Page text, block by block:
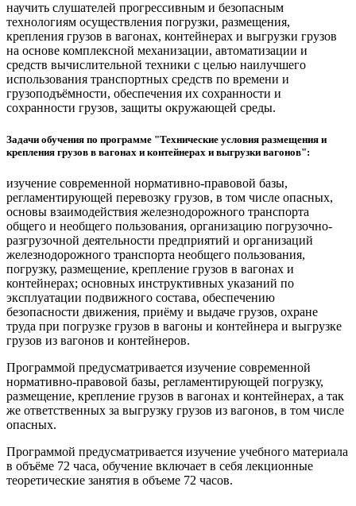
научить слушателей прогрессивным и безопасным
технологиям осуществления погрузки, размещения,
крепления грузов в вагонах, контейнерах и выгрузки грузов
на основе комплексной механизации, автоматизации и
средств вычислительной техники с целью наилучшего
использования транспортных средств по времени и
грузоподъёмности, обеспечения их сохранности и
сохранности грузов, защиты окружающей среды.
Задачи обучения по программе "Технические условия размещения и
крепления грузов в вагонах и контейнерах и выгрузки вагонов":
изучение современной нормативно-правовой базы,
регламентирующей перевозку грузов, в том числе опасных,
основы взаимодействия железнодорожного транспорта
общего и необщего пользования, организацию погрузочно-
разгрузочной деятельности предприятий и организаций
железнодорожного транспорта необщего пользования,
погрузку, размещение, крепление грузов в вагонах и
контейнерах; основных инструктивных указаний по
эксплуатации подвижного состава, обеспечению
безопасности движения, приёму и выдаче грузов, охране
труда при погрузке грузов в вагоны и контейнера и выгрузке
грузов из вагонов и контейнеров.
Программой предусматривается изучение современной
нормативно-правовой базы, регламентирующей погрузку,
размещение, крепление грузов в вагонах и контейнерах, а так
же ответственных за выгрузку грузов из вагонов, в том числе
опасных.
Программой предусматривается изучение учебного материала
в объёме 72 часа, обучение включает в себя лекционные
теоретические занятия в объеме 72 часов.